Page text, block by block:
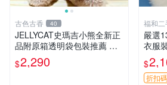
古色古香 40
JELLYCAT史瑪吉小熊全新正
品附原箱透明袋包裝推薦 透
明袋 包裝盒 史瑪吉小熊
$2,290
福和
嚴選
衣服
灰，
珍惜
小熊
$
折扣碼